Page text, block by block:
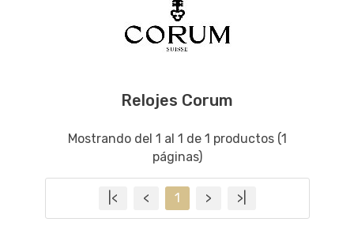
Relojes Corum
Mostrando del 1 al 1 de 1 productos (1
páginas)
|< < 1 > >|